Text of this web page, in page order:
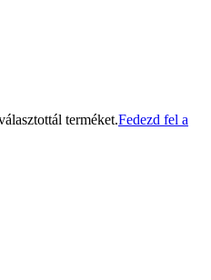
terméket.Fedezd fel a